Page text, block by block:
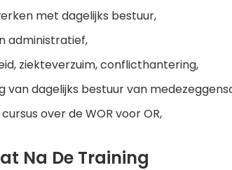
met dagelijks bestuur,
administratief,
ziekteverzuim, conflicthantering,
van dagelijks bestuur van
over de WOR voor OR,
Na De Training